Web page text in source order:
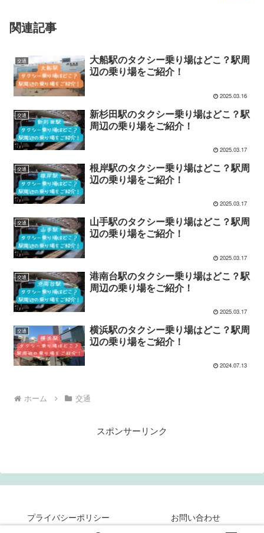
関連記事
交通
大船駅のタクシー乗り場はどこ？駅周
辺の乗り場をご紹介！
2025.03.16
交通
新杉田駅のタクシー乗り場はどこ？駅
周辺の乗り場をご紹介！
2025.03.17
交通
根岸駅のタクシー乗り場はどこ？駅周
辺の乗り場をご紹介！
2025.03.17
交通
山手駅のタクシー乗り場はどこ？駅周
辺の乗り場をご紹介！
2025.03.17
交通
港南台駅のタクシー乗り場はどこ？駅
周辺の乗り場をご紹介！
2025.03.17
交通
横浜駅のタクシー乗り場はどこ？駅周
辺の乗り場をご紹介！
2024.07.13
ホーム 交通
スポンサーリンク
プライバシーポリシー
お問い合わせ